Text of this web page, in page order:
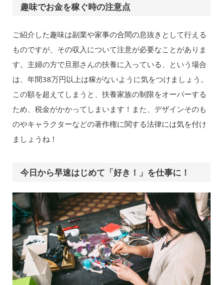
趣味でお金を稼ぐ時の注意点
ご紹介した趣味は副業や家事の合間の息抜きとして行える
ものですが、その収入について注意が必要なことがありま
す。主婦の方で旦那さんの扶養に入っている、という場合
は、年間38万円以上は稼がないように気をつけましょう。
この額を超えてしまうと、扶養家族の制限をオーバーする
ため、税金がかかってしまいます！また、デザインそのも
のやキャラクターなどの著作権に関する法律には気を付け
ましょうね！
今日から早速はじめて「好き！」を仕事に！